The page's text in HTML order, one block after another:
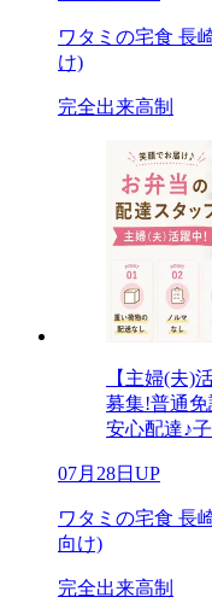
ワタミの宅食 長
け)
完全出来高制
【主婦(夫)
募集!普通
安心配達♪
07月28日UP
ワタミの宅食 長
向け)
完全出来高制